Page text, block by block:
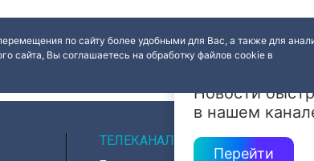
Новости
в нашем
Перейти
по сайту более удобными для Вас, а также для
сайта, Вы соглашаетесь на обработку файлов cookie в
ТЕЛЕКАНАЛ